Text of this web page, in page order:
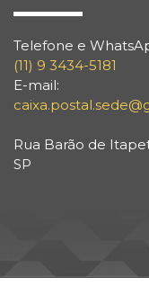
Telefone e
(11) 9 3434-5181
E-mail:
Rua Barão de
SP